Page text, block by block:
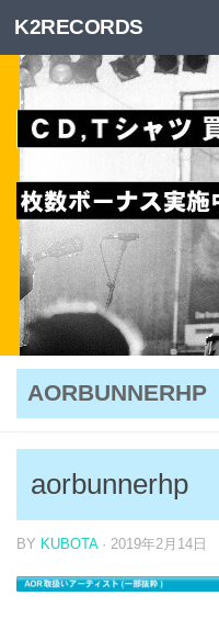
Skip to content
K2RECORDS
AORBUNNERHP
aorbunnerhp
BY KUBOTA · 2019年2月14日